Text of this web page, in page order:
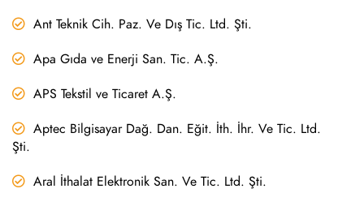
Ant Teknik Cih. Paz. Ve Dış Tic. Ltd. Şti.
Apa Gıda ve Enerji San. Tic. A.Ş.
APS Tekstil ve Ticaret A.Ş.
Aptec Bilgisayar Dağ. Dan. Eğit. İth. İhr. Ve Tic. Ltd.
Şti.
Aral İthalat Elektronik San. Ve Tic. Ltd. Şti.